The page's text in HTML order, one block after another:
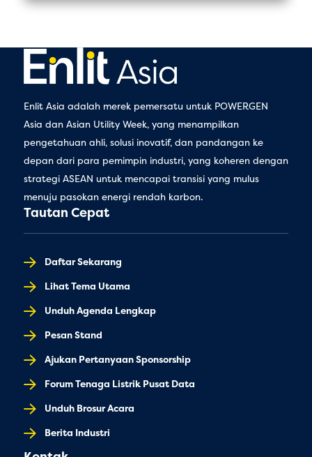
Enlit Asia adalah merek pemersatu untuk POWERGEN
Asia dan Asian Utility Week, yang menampilkan
pengetahuan ahli, solusi inovatif, dan pandangan ke
depan dari para pemimpin industri, yang koheren dengan
strategi ASEAN untuk mencapai transisi yang mulus
menuju pasokan energi rendah karbon.
Tautan Cepat
Daftar Sekarang
Lihat Tema Utama
Unduh Agenda Lengkap
Pesan Stand
Ajukan Pertanyaan Sponsorship
Forum Tenaga Listrik Pusat Data
Unduh Brosur Acara
Berita Industri